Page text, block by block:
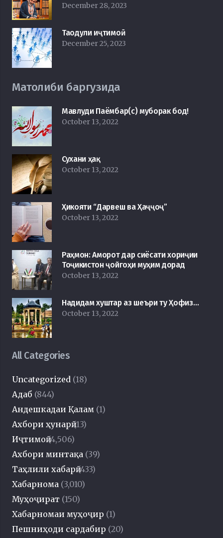
December 28, 2023
Таодули иҷтимоӣ
December 25, 2023
Матолиби баргузида
Мавлуди Паёмбар(с) муборак бод!
October 13, 2022
Сухани ҳақ
October 13, 2022
Ҳикояти “Дарвеш ва Ҳаҷҷоҷ”
October 13, 2022
Раҳмон: Аморот дар сиёсати хориҷии
Тоҷикистон ҷойгоҳи муҳим дорад
October 13, 2022
Надидам хуштар аз шеъри ту Ҳофиз…
October 13, 2022
All Categories
Uncategorized (18)
Адаб (844)
Андешкадаи Қалам (1)
Ахбори ҳунарӣ(13)
Иҷтимоӣ(4,506)
Ахбори минтақа (39)
Таҳлили хабарӣ(433)
Хабарнома (3,010)
Муҳоҷират (150)
Хабарномаи муҳоҷир (1)
Пешниҳоди сардабир (20)